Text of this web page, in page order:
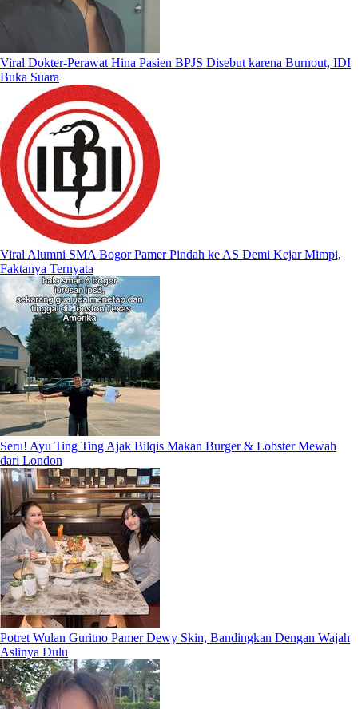
Viral Dokter-Perawat Hina Pasien BPJS Disebut karena Burnout, IDI
Buka Suara
Viral Alumni SMA Bogor Pamer Pindah ke AS Demi Kejar Mimpi,
Faktanya Ternyata
Seru! Ayu Ting Ting Ajak Bilqis Makan Burger & Lobster Mewah
dari London
Potret Wulan Guritno Pamer Dewy Skin, Bandingkan Dengan Wajah
Aslinya Dulu